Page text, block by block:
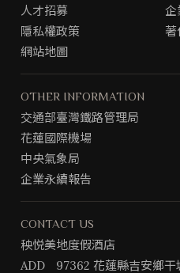
o
k
頁
m
人才招募
企
隱私權政策
著
網站地圖
OTHER INFORMATION
交通部臺灣鐵路管理局
花蓮國際機場
中央氣象局
企業永續報告
CONTACT US
秧悦美地度假酒店
ADD
97362 花蓮縣吉安鄉干